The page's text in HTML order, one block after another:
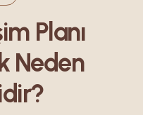
Planı
Neden